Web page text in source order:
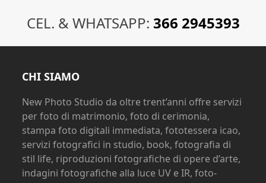
CEL. & WHATSAPP: 366 2945393
CHI SIAMO
New Photo Studio da oltre trent’anni offre servizi
per foto di matrimonio, foto di cerimonia,
stampa foto digitali immediata, fototessera icao,
servizi fotografici in studio, book, fotografia di
stil life, riproduzioni fotografiche di opere d’arte,
indagini fotografiche alla luce UV e IR, foto-